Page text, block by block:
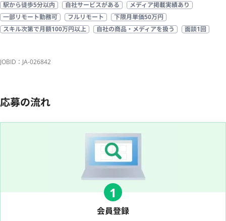
駅から徒歩5分以内
自社サービスがある
メディア掲載実績あり
一部リモート勤務可
フルリモート
下限月単価50万円
スキル次第で月額100万円以上
自社の商品・メディアを扱う 面談1回
JOBID：JA-026842
応募の流れ
1
会員登録